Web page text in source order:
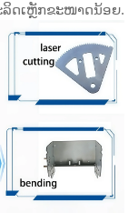
ລິດເຫຼັກຂະໜາດນ້ອຍ.